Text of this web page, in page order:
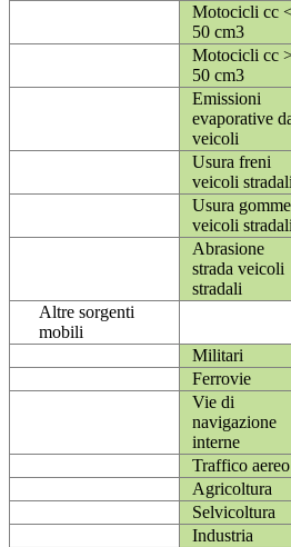
Motocicli cc
50 cm3
Motocicli cc
50 cm3
Emissioni
evaporative
veicoli
Usura freni
veicoli
Usura gomme
veicoli
Abrasione
strada veicoli
stradali
Altre sorgenti
mobili
Militari
Ferrovie
Vie di
navigazione
interne
Traffico aereo
Agricoltura
Selvicoltura
Industria